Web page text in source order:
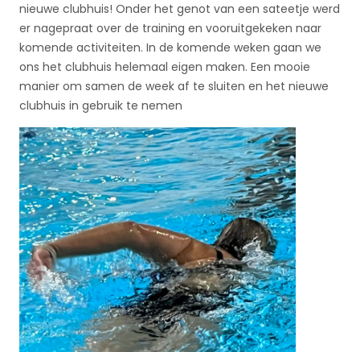
nieuwe clubhuis! Onder het genot van een sateetje werd
er nagepraat over de training en vooruitgekeken naar
komende activiteiten. In de komende weken gaan we
ons het clubhuis helemaal eigen maken. Een mooie
manier om samen de week af te sluiten en het nieuwe
clubhuis in gebruik te nemen